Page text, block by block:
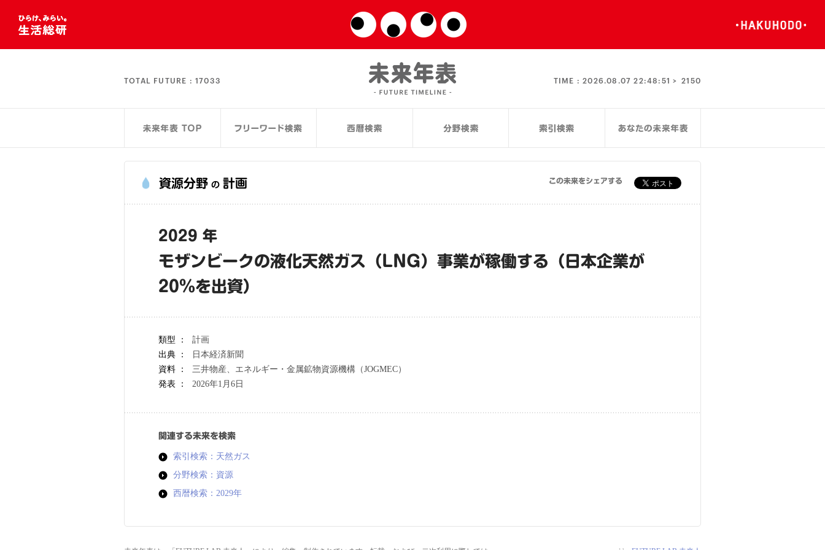
TOTAL FUTURE : 17033 TIME :2026.08.07 22:48:51 > 2150
資源分野 の 計画 この未来をシェアする
2029 年
モザンビークの液化天然ガス（LNG）事業が稼働する（日本企業が
20％を出資）
類型 ：
計画
出典 ：
日本経済新聞
資料 ：
三井物産、エネルギー・金属鉱物資源機構（JOGMEC）
発表 ：
2026年1月6日
関連する未来を検索
索引検索：天然ガス
分野検索：資源
西暦検索：2029年